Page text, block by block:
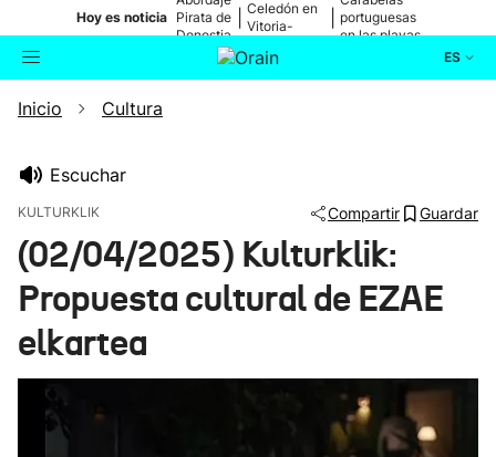
Hoy es noticia Pirata de
Donostia
Celedón en
Vitoria-
portuguesas
en las playas
ES
Buscador
Ikusmiran
Inicio Cultura
Escuchar
KULTURKLIK Compartir Guardar
(02/04/2025) Kulturklik:
Propuesta cultural de EZAE
elkartea